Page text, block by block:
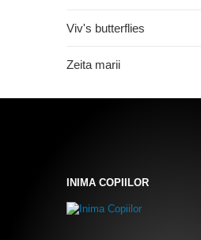
Viv's butterflies
Zeita marii
INIMA COPIILOR